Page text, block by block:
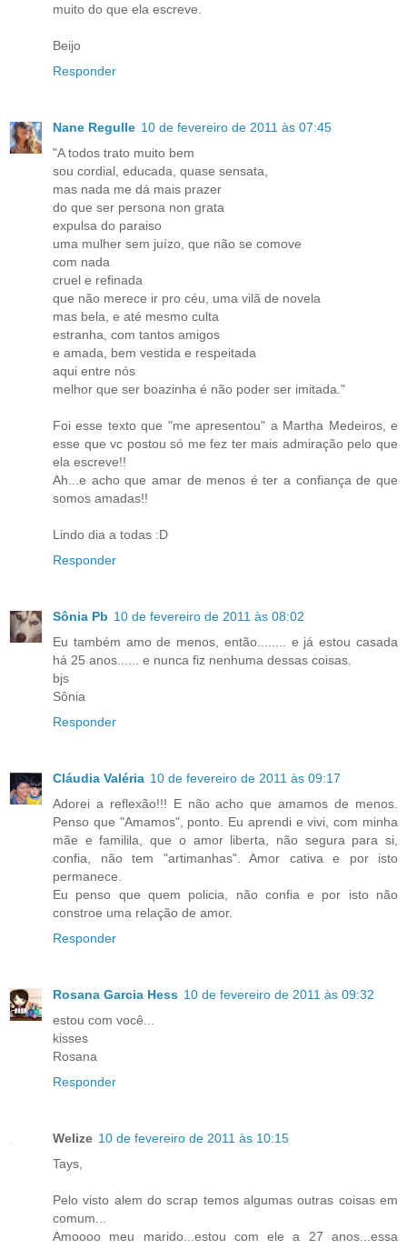
muito do que ela escreve.
Beijo
Responder
Nane Regulle 10 de fevereiro de 2011 às 07:45
"A todos trato muito bem
sou cordial, educada, quase sensata,
mas nada me dá mais prazer
do que ser persona non grata
expulsa do paraiso
uma mulher sem juízo, que não se comove
com nada
cruel e refinada
que não merece ir pro céu, uma vilã de novela
mas bela, e até mesmo culta
estranha, com tantos amigos
e amada, bem vestida e respeitada
aqui entre nós
melhor que ser boazinha é não poder ser imitada."
Foi esse texto que "me apresentou" a Martha Medeiros, e
esse que vc postou só me fez ter mais admiração pelo que
ela escreve!!
Ah...e acho que amar de menos é ter a confiança de que
somos amadas!!
Lindo dia a todas :D
Responder
Sônia Pb 10 de fevereiro de 2011 às 08:02
Eu também amo de menos, então........ e já estou casada
há 25 anos...... e nunca fiz nenhuma dessas coisas.
bjs
Sônia
Responder
Cláudia Valéria 10 de fevereiro de 2011 às 09:17
Adorei a reflexão!!! E não acho que amamos de menos.
Penso que "Amamos", ponto. Eu aprendi e vivi, com minha
mãe e familila, que o amor liberta, não segura para si,
confia, não tem "artimanhas". Amor cativa e por isto
permanece.
Eu penso que quem policia, não confia e por isto não
constroe uma relação de amor.
Responder
Rosana Garcia Hess 10 de fevereiro de 2011 às 09:32
estou com você...
kisses
Rosana
Responder
Welize 10 de fevereiro de 2011 às 10:15
Tays,
Pelo visto alem do scrap temos algumas outras coisas em
comum...
Amoooo meu marido...estou com ele a 27 anos...essa